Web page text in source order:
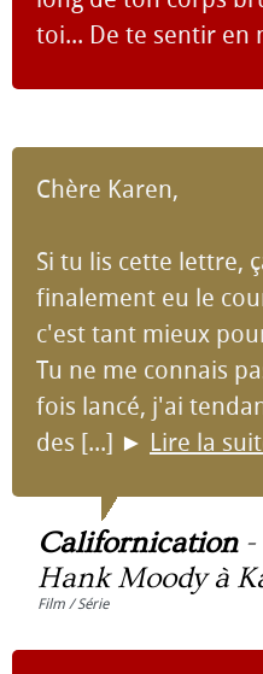
toi... De te sentir en
Chère Karen,
Si tu lis cette lettre,
finalement eu le
c'est tant mieux
Tu ne me connais
fois lancé, j'ai
des [...] ► Lire la
Californication-
Hank Moody à
Film / Série